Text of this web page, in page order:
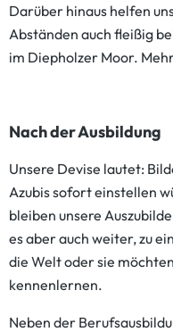
Darüber hinaus helfen
Abständen auch fleißig
im Diepholzer Moor.
Nach der Ausbildung
Unsere Devise lautet:
Azubis sofort einstellen
bleiben unsere
es aber auch weiter, zu
die Welt oder sie
kennenlernen.
Neben der